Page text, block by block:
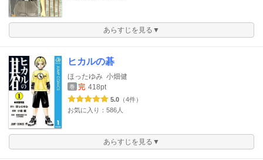
あらすじを見る▼
ヒカルの碁
ほったゆみ 小畑健
巻 完 418pt
5.0 （4件）
お気に入り：586人
あらすじを見る▼